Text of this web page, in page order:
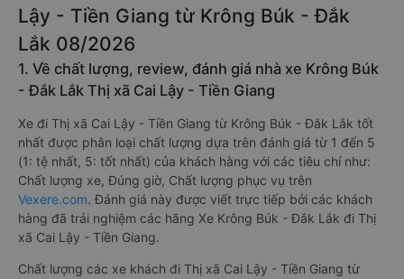
Lậy - Tiền Giang từ Krông Búk - Đắk
Lắk 08/2026
1. Về chất lượng, review, đánh giá nhà xe Krông Búk
- Đắk Lắk Thị xã Cai Lậy - Tiền Giang
Xe đi Thị xã Cai Lậy - Tiền Giang từ Krông Búk - Đắk Lắk tốt
nhất được phân loại chất lượng dựa trên đánh giá từ 1 đến 5
(1: tệ nhất, 5: tốt nhất) của khách hàng với các tiêu chí như:
Chất lượng xe, Đúng giờ, Chất lượng phục vụ trên
Vexere.com. Đánh giá này được viết trực tiếp bởi các khách
hàng đã trải nghiệm các hãng Xe Krông Búk - Đắk Lắk đi Thị
xã Cai Lậy - Tiền Giang.
Chất lượng các xe khách đi Thị xã Cai Lậy - Tiền Giang từ